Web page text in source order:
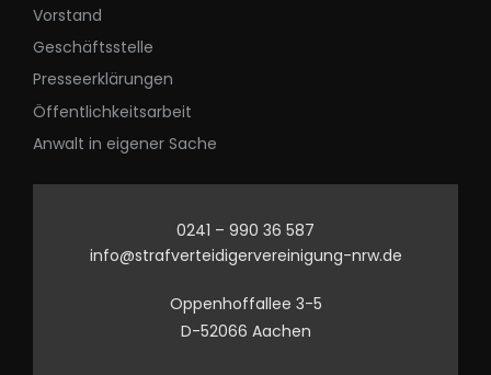
Vorstand
Geschäftsstelle
Presseerklärungen
Öffentlichkeitsarbeit
Anwalt in eigener Sache
0241 – 990 36 587
info@strafverteidigervereinigung-nrw.de
Oppenhoffallee 3-5
D-52066 Aachen